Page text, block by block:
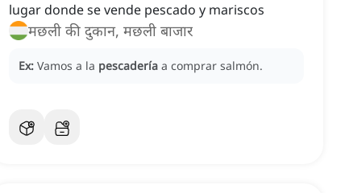
lugar donde se vende pescado y mariscos
मछली की दुकान, मछली बाजार
Ex: Vamos a la pescadería a comprar salmón.